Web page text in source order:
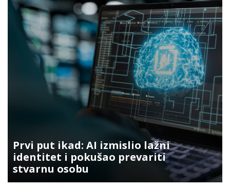
Prvi put ikad: AI izmislio lažni
identitet i pokušao prevariti
stvarnu osobu